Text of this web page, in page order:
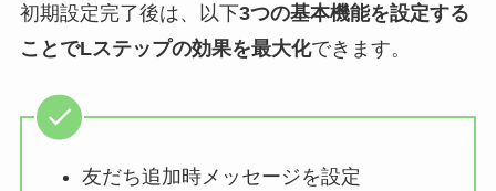
初期設定完了後は、以下3つの基本機能を設定する
ことでLステップの効果を最大化できます。
友だち追加時メッセージを設定